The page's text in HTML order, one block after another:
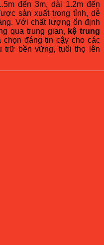
đến 3m, dài 1.2m đến
sản xuất trong tỉnh, dễ
Với chất lượng ổn định
qua trung gian, kệ trung
chọn đáng tin cậy cho các
trữ bền vững, tuổi thọ lên